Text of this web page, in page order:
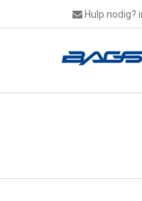
Hulp nodig?